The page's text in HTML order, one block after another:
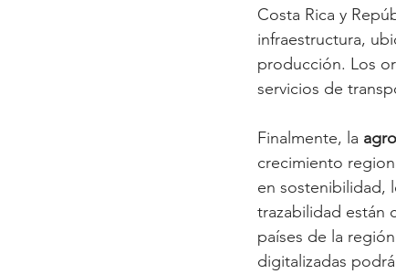
Costa Rica y
infraestructura,
producción. Los
servicios de
Finalmente, la
crecimiento
en sostenibilidad,
trazabilidad están
países de la
digitalizadas